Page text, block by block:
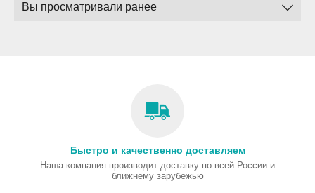
Вы просматривали ранее
Быстро и качественно доставляем
Наша компания производит доставку по всей России и
ближнему зарубежью